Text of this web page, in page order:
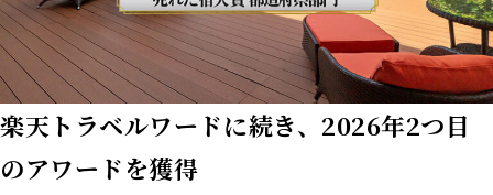
楽天トラベルワードに続き、2026年2つ目
のアワードを獲得